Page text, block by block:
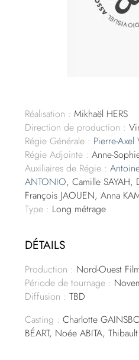
Réalisation : Mikhaël HERS
Direction de production :
Régie Générale : Pierre-Axel
Régie Adjointe : Anne-
Auxiliaires de Régie :
ANTONIO, Camille SAYAH,
François JAOUEN, Anna
Type : Long métrage
DÉTAILS
Production : Nord-Ouest
Période de tournage :
Diffusion : TBD
Casting : Charlotte
BÉART, Noée ABITA,